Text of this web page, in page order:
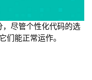
，尽管个性化代码的选
们能正常运作。